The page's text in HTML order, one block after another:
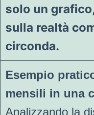
solo un
sulla realtà
circonda.
Esempio
mensili in una
Analizzando la